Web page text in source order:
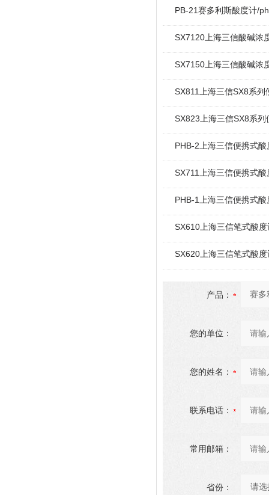
PB-21赛多利斯酸度计/
SX7120上海三信酸碱浓
SX7150上海三信酸碱浓
SX811上海三信SX8系
SX823上海三信SX8系
PHB-2上海三信便携式
SX711上海三信便携式
PHB-1上海三信便携式
SX610上海三信笔式酸
SX620上海三信笔式酸
产品：
您的单位：
您的姓名：
联系电话：
常用邮箱：
省份：